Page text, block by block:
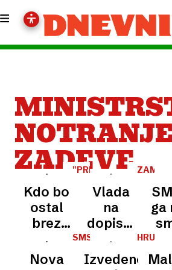
NOTRANJE
ZADEVE
"PREVEČ
Kdo bo
ostal
brez
dela?
Matoz
Vlada
na
dopisni
seji z
več
ga
SMS-
Nova
HRUP
Izvedenci